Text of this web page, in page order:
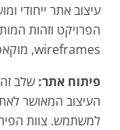
עיצוב אתר ייחודי
הפרויקט וזהות
wireframes, מוקאפים ומדריכי סגנון
פיתוח אתר: שלב
העיצוב המאושר
למשתמש. צוות